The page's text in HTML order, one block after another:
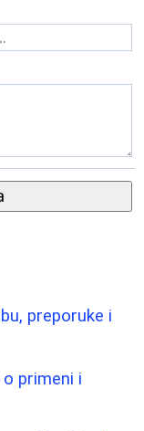
preporuke i
primeni i